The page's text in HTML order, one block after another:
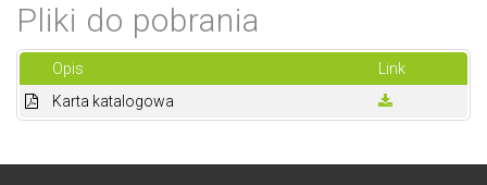
Pliki do pobrania
Opis
Link
Karta katalogowa